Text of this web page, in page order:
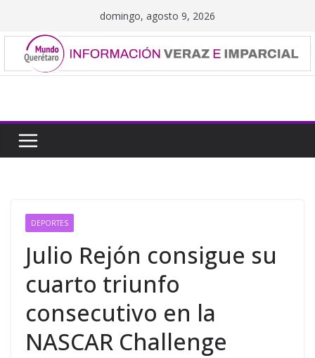
contenido
domingo, agosto 9, 2026
DEPORTES
Julio Rejón consigue su
cuarto triunfo
consecutivo en la
NASCAR Challenge